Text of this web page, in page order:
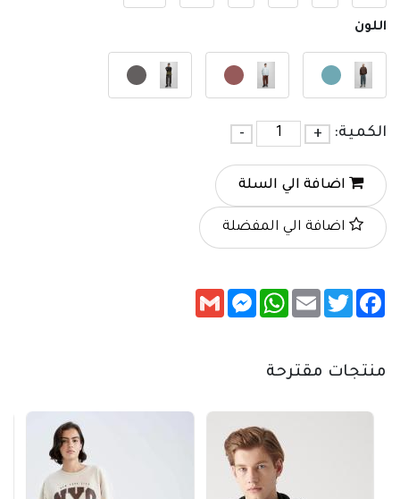
اللون
الكمية: +
-
اضافة الي السلة
اضافة الي المفضلة
Facebook
Twitter
Email
WhatsApp
Messenger
Gmail
منتجات مقترحة